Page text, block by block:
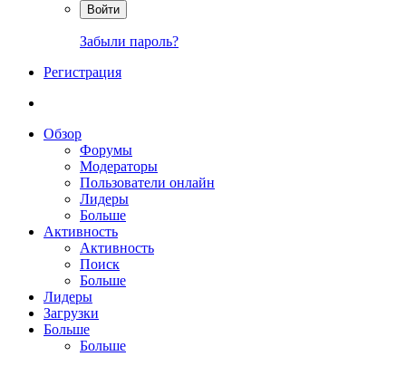
Войти
Забыли пароль?
Регистрация
Обзор
Форумы
Модераторы
Пользователи онлайн
Лидеры
Больше
Активность
Активность
Поиск
Больше
Лидеры
Загрузки
Больше
Больше